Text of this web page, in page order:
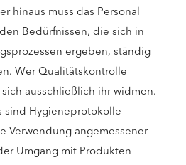
hinaus muss das Personal
Bedürfnissen, die sich in
ergeben, ständig
Wer Qualitätskontrolle
ausschließlich ihr widmen.
sind Hygieneprotokolle
Verwendung angemessener
Umgang mit Produkten